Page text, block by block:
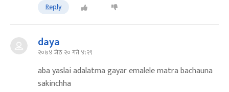
Reply
daya
२०७४ जेठ २० गते ४:२९
aba yaslai adalatma gayar emalele matra bachauna
sakinchha